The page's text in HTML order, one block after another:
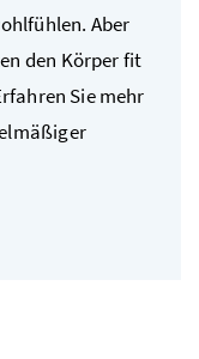
Aber
den Körper fit
Sie mehr